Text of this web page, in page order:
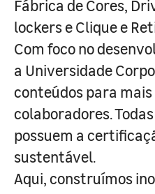
Fábrica de Cores,
lockers e Clique e
Com foco no
a Universidade
conteúdos para mais
colaboradores.
possuem a
sustentável.
Aqui, construímos